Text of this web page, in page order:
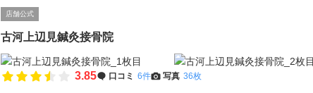
店舗公式
古河上辺見鍼灸接骨院
3.85 口コミ 6件 写真 36枚